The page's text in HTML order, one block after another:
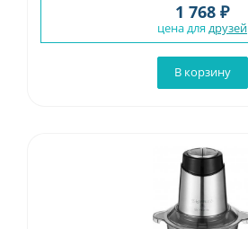
1 768 ₽
цена для друзей
В корзину